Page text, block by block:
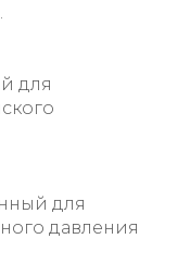
для
для
давления